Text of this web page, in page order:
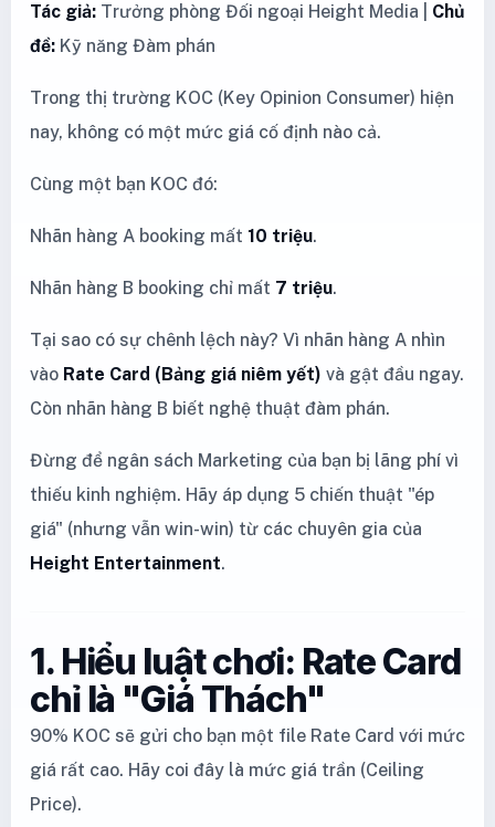
Tác giả: Trưởng phòng Đối ngoại Height Media | Chủ
đề: Kỹ năng Đàm phán
Trong thị trường KOC (Key Opinion Consumer) hiện
nay, không có một mức giá cố định nào cả.
Cùng một bạn KOC đó:
Nhãn hàng A booking mất 10 triệu.
Nhãn hàng B booking chỉ mất 7 triệu.
Tại sao có sự chênh lệch này? Vì nhãn hàng A nhìn
vào Rate Card (Bảng giá niêm yết) và gật đầu ngay.
Còn nhãn hàng B biết nghệ thuật đàm phán.
Đừng để ngân sách Marketing của bạn bị lãng phí vì
thiếu kinh nghiệm. Hãy áp dụng 5 chiến thuật "ép
giá" (nhưng vẫn win-win) từ các chuyên gia của
Height Entertainment.
1. Hiểu luật chơi: Rate Card
chỉ là "Giá Thách"
90% KOC sẽ gửi cho bạn một file Rate Card với mức
giá rất cao. Hãy coi đây là mức giá trần (Ceiling
Price).